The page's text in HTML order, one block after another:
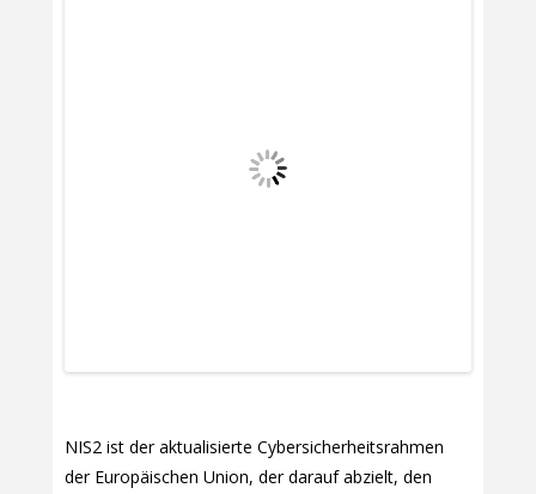
NIS2 ist der aktualisierte Cybersicherheitsrahmen
der Europäischen Union, der darauf abzielt, den